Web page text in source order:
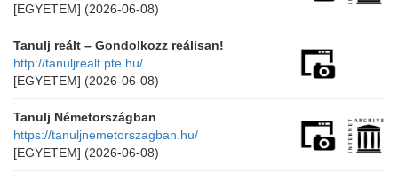
[EGYETEM] (2026-06-08)
Tanulj reált – Gondolkozz reálisan!
http://tanuljrealt.pte.hu/
[EGYETEM] (2026-06-08)
Tanulj Németországban
https://tanuljnemetorszagban.hu/
[EGYETEM] (2026-06-08)